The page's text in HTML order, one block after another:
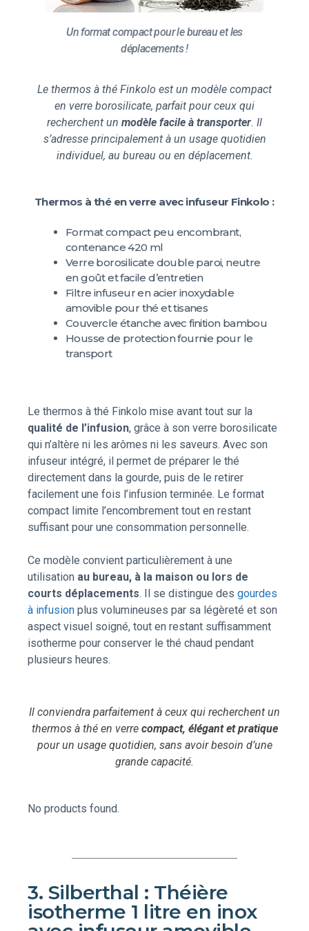
Un format compact pour le bureau et les
déplacements !
Le thermos à thé Finkolo est un modèle compact
en verre borosilicate, parfait pour ceux qui
recherchent un modèle facile à transporter. Il
s’adresse principalement à un usage quotidien
individuel, au bureau ou en déplacement.
Thermos à thé en verre avec infuseur Finkolo :
Format compact peu encombrant,
contenance 420 ml
Verre borosilicate double paroi, neutre
en goût et facile d’entretien
Filtre infuseur en acier inoxydable
amovible pour thé et tisanes
Couvercle étanche avec finition bambou
Housse de protection fournie pour le
transport
Le thermos à thé Finkolo mise avant tout sur la
qualité de l’infusion, grâce à son verre borosilicate
qui n’altère ni les arômes ni les saveurs. Avec son
infuseur intégré, il permet de préparer le thé
directement dans la gourde, puis de le retirer
facilement une fois l’infusion terminée. Le format
compact limite l’encombrement tout en restant
suffisant pour une consommation personnelle.
Ce modèle convient particulièrement à une
utilisation au bureau, à la maison ou lors de
courts déplacements. Il se distingue des gourdes
à infusion plus volumineuses par sa légèreté et son
aspect visuel soigné, tout en restant suffisamment
isotherme pour conserver le thé chaud pendant
plusieurs heures.
Il conviendra parfaitement à ceux qui recherchent un
thermos à thé en verre compact, élégant et pratique
pour un usage quotidien, sans avoir besoin d’une
grande capacité.
No products found.
3. Silberthal : Théière
isotherme 1 litre en inox